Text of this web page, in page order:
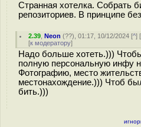
Странная хотелка. Собрать
репозиториев. В принципе
2.39 ,Neon (??), 01:17, 10/12/2024 [^] [
[к модератору]
Надо больше хотеть.)))
полную персональную инфу
Фотографию, место
местонахождение.))) Чтоб
бить.)))